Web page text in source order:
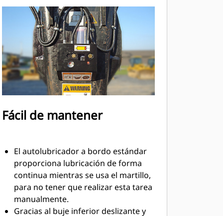
Fácil de mantener
El autolubricador a bordo estándar
proporciona lubricación de forma
continua mientras se usa el martillo,
para no tener que realizar esta tarea
manualmente.
Gracias al buje inferior deslizante y